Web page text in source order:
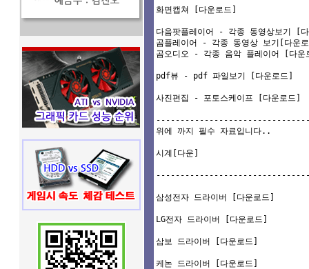
화면캡쳐 [ 다운로드
다음팟플레이어 - 각종 동영상보기 [
곰플레이어 - 각종 동영상 보기[ 다운
곰오디오 - 각종 음악 플레이어 [ 다운
pdf뷰 - pdf 파일보기 [ 다운로드
사진편집 - 포토스케이프 [ 다운로드
위에 까지 필수 자료입니다..
시계[ 다운
삼성전자 드라이버 [ 다운로드
LG전자 드라이버 [ 다운로드
삼보 드라이버 [ 다운로드
케논 드라이버 [ 다운로드